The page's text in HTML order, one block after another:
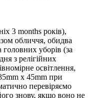
3 months років),
обличчя, обидва
головних уборів (за
з релігійних
освітлення,
x 45mm при
перевіряємо
знову, якщо воно не